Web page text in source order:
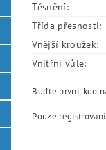
Těsnění:
Třída přesnosti:
Vnější kroužek:
Vnitřní vůle:
Buďte první, kdo
Pouze